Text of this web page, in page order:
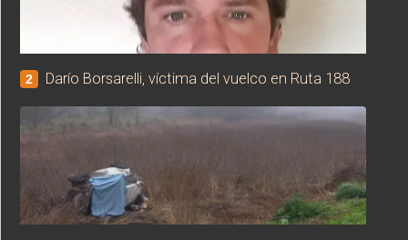
2 Darío Borsarelli, víctima del vuelco en Ruta 188